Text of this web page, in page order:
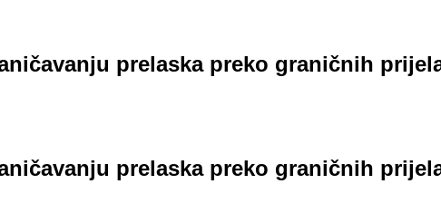
prelaska preko graničnih
prelaska preko graničnih